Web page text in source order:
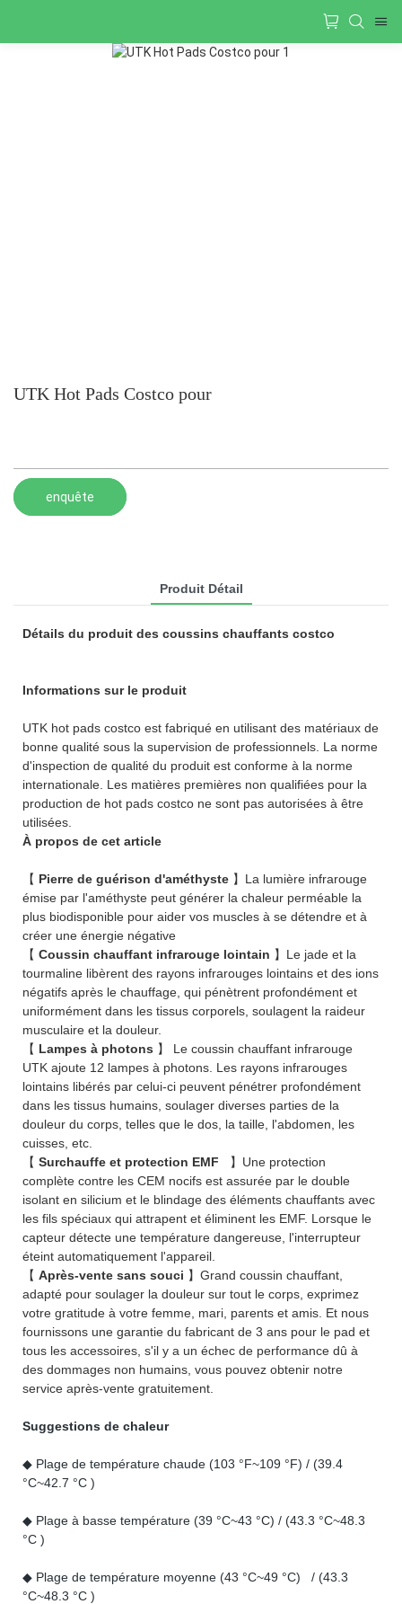
UTK Hot Pads Costco pour
enquête
Produit Détail
Détails du produit des coussins chauffants costco
Informations sur le produit
UTK hot pads costco est fabriqué en utilisant des matériaux de
bonne qualité sous la supervision de professionnels. La norme
d'inspection de qualité du produit est conforme à la norme
internationale. Les matières premières non qualifiées pour la
production de hot pads costco ne sont pas autorisées à être
utilisées.
À propos de cet article
【 Pierre de guérison d'améthyste 】La lumière infrarouge
émise par l'améthyste peut générer la chaleur perméable la
plus biodisponible pour aider vos muscles à se détendre et à
créer une énergie négative
【 Coussin chauffant infrarouge lointain 】Le jade et la
tourmaline libèrent des rayons infrarouges lointains et des ions
négatifs après le chauffage, qui pénètrent profondément et
uniformément dans les tissus corporels, soulagent la raideur
musculaire et la douleur.
【 Lampes à photons 】 Le coussin chauffant infrarouge
UTK ajoute 12 lampes à photons. Les rayons infrarouges
lointains libérés par celui-ci peuvent pénétrer profondément
dans les tissus humains, soulager diverses parties de la
douleur du corps, telles que le dos, la taille, l'abdomen, les
cuisses, etc.
【 Surchauffe et protection EMF
】Une protection
complète contre les CEM nocifs est assurée par le double
isolant en silicium et le blindage des éléments chauffants avec
les fils spéciaux qui attrapent et éliminent les EMF. Lorsque le
capteur détecte une température dangereuse, l'interrupteur
éteint automatiquement l'appareil.
【 Après-vente sans souci 】Grand coussin chauffant,
adapté pour soulager la douleur sur tout le corps, exprimez
votre gratitude à votre femme, mari, parents et amis. Et nous
fournissons une garantie du fabricant de 3 ans pour le pad et
tous les accessoires, s'il y a un échec de performance dû à
des dommages non humains, vous pouvez obtenir notre
service après-vente gratuitement.
Suggestions de chaleur
◆ Plage de température chaude (103 °F~109 °F) / (39.4
°C~42.7 °C )
◆ Plage à basse température (39 °C~43 °C) / (43.3 °C~48.3
°C )
◆ Plage de température moyenne (43 °C~49 °C) / (43.3
°C~48.3 °C )